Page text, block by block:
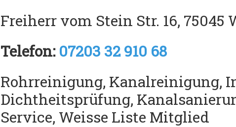
Freiherr vom Stein Str. 16, 75045
Telefon: 07203 32 910 68
Rohrreinigung, Kanalreinigung,
Dichtheitsprüfung,
Service, Weisse Liste Mitglied